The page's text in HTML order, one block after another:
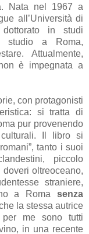
Nata nel 1967 a
all’Università di
in studi
studio a Roma,
Attualmente,
è impegnata a
con protagonisti
si tratta di
pur provenendo
Il libro si
tanto i suoi
piccolo
oltreoceano,
straniere,
a Roma senza
la stessa autrice
me sono tutti
in una recente